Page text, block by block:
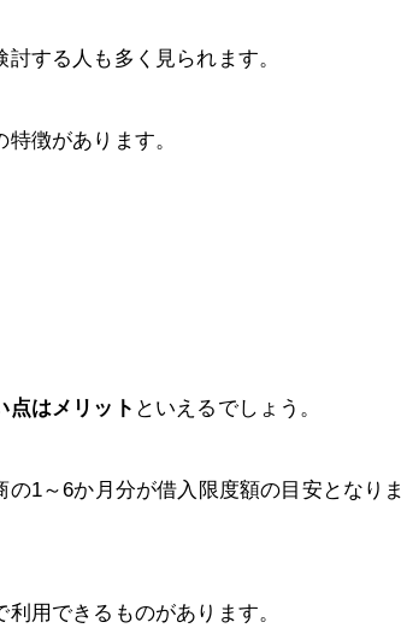
する人も多く見られます。
徴があります。
点はメリット といえるでしょう。
1～6か月分が借入限度額の目安となりま
用できるものがあります。